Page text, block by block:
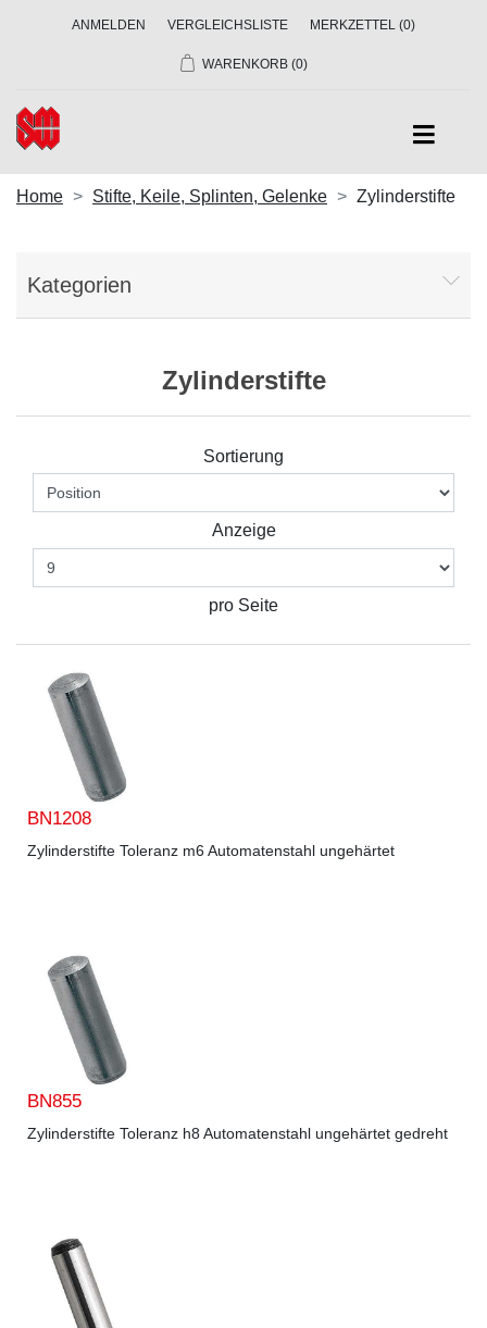
ANMELDEN VERGLEICHSLISTE MERKZETTEL (0)
WARENKORB (0)
Home Stifte, Keile, Splinten, Gelenke Zylinderstifte
Kategorien
Zylinderstifte
Sortierung
Anzeige
pro Seite
BN1208
Zylinderstifte Toleranz m6 Automatenstahl ungehärtet
BN855
Zylinderstifte Toleranz h8 Automatenstahl ungehärtet gedreht